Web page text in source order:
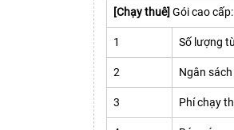
[Chạy thuê] Gói cao
1 Số lượng
2 Ngân
3 Phí chạy